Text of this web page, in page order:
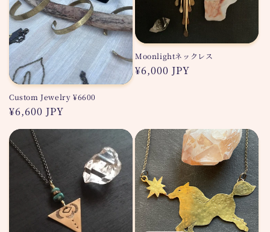
Custom Jewelry ¥6600
通
常
価
格
¥6,600 JPY
Moonlightネックレス
通
¥6,000 JPY